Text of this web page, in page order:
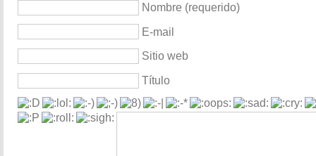
Nombre (requerido)
E-mail
Sitio web
Título